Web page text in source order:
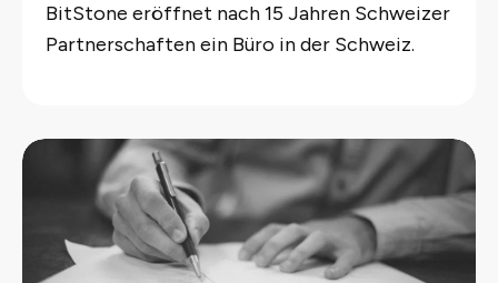
BitStone eröffnet nach 15 Jahren Schweizer
Partnerschaften ein Büro in der Schweiz.